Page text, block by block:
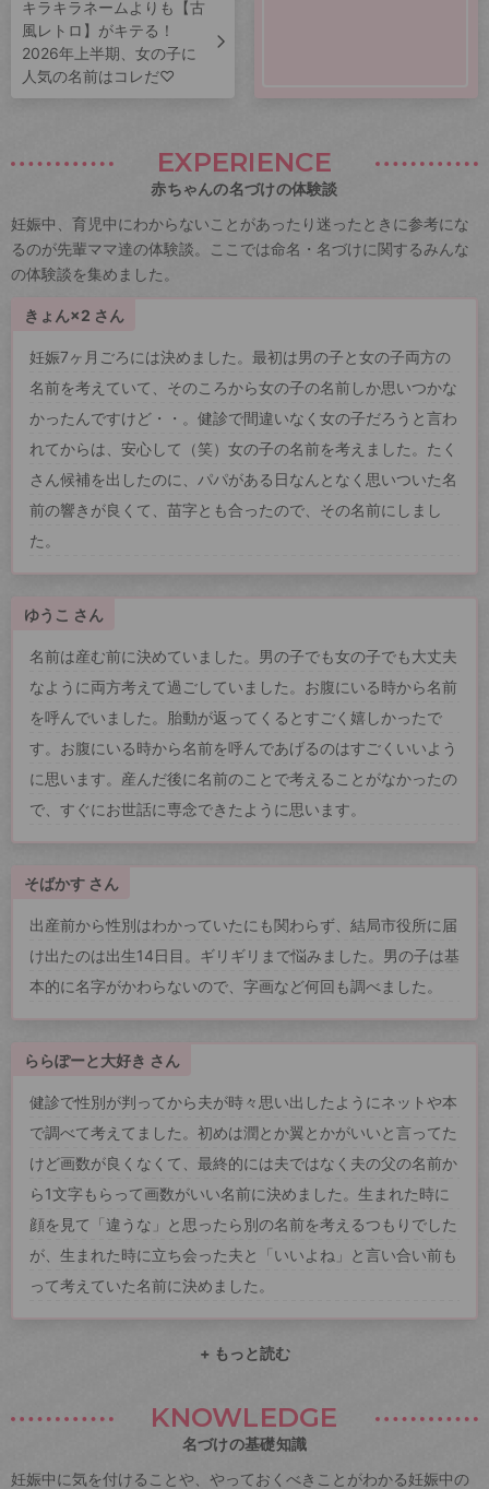
キラキラネームよりも【古
風レトロ】がキテる！
2026年上半期、女の子に
人気の名前はコレだ♡
EXPERIENCE
赤ちゃんの名づけの体験談
妊娠中、育児中にわからないことがあったり迷ったときに参考にな
るのが先輩ママ達の体験談。ここでは命名・名づけに関するみんな
の体験談を集めました。
きょん×2 さん
妊娠7ヶ月ごろには決めました。最初は男の子と女の子両方の
名前を考えていて、そのころから女の子の名前しか思いつかな
かったんですけど・・。健診で間違いなく女の子だろうと言わ
れてからは、安心して（笑）女の子の名前を考えました。たく
さん候補を出したのに、パパがある日なんとなく思いついた名
前の響きが良くて、苗字とも合ったので、その名前にしまし
た。
ゆうこ さん
名前は産む前に決めていました。男の子でも女の子でも大丈夫
なように両方考えて過ごしていました。お腹にいる時から名前
を呼んでいました。胎動が返ってくるとすごく嬉しかったで
す。お腹にいる時から名前を呼んであげるのはすごくいいよう
に思います。産んだ後に名前のことで考えることがなかったの
で、すぐにお世話に専念できたように思います。
そばかす さん
出産前から性別はわかっていたにも関わらず、結局市役所に届
け出たのは出生14日目。ギリギリまで悩みました。男の子は基
本的に名字がかわらないので、字画など何回も調べました。
ららぽーと大好き さん
健診で性別が判ってから夫が時々思い出したようにネットや本
で調べて考えてました。初めは潤とか翼とかがいいと言ってた
けど画数が良くなくて、最終的には夫ではなく夫の父の名前か
ら1文字もらって画数がいい名前に決めました。生まれた時に
顔を見て「違うな」と思ったら別の名前を考えるつもりでした
が、生まれた時に立ち会った夫と「いいよね」と言い合い前も
って考えていた名前に決めました。
+ もっと読む
KNOWLEDGE
名づけの基礎知識
妊娠中に気を付けることや、やっておくべきことがわかる妊娠中の